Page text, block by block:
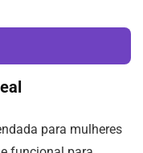
para mulheres